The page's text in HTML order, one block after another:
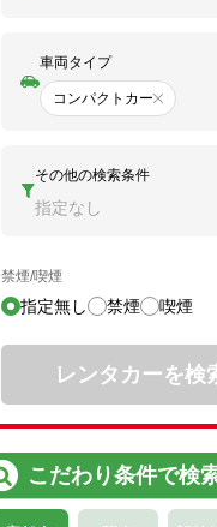
車両タイプ
コンパクトカー
その他の検索条件
指定なし
禁煙/喫煙
指定無し 禁煙 喫煙
レンタカーを検
こだわり条件で検